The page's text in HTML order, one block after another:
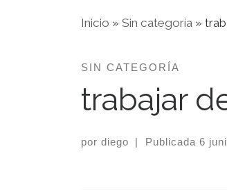
Inicio » Sin categoría »
SIN CATEGORÍA
trabajar
por diego | Publicada 6